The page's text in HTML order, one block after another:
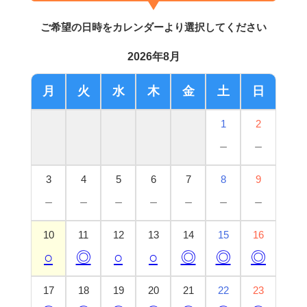
ご希望の日時をカレンダーより選択してください
2026年8月
月 火 水 木 金 土 日
1
－
2
－
3
－
4
－
5
－
6
－
7
－
8
－
9
－
10
○
11
◎
12
○
13
○
14
◎
15
◎
16
◎
17 18 19 20 21 22 23